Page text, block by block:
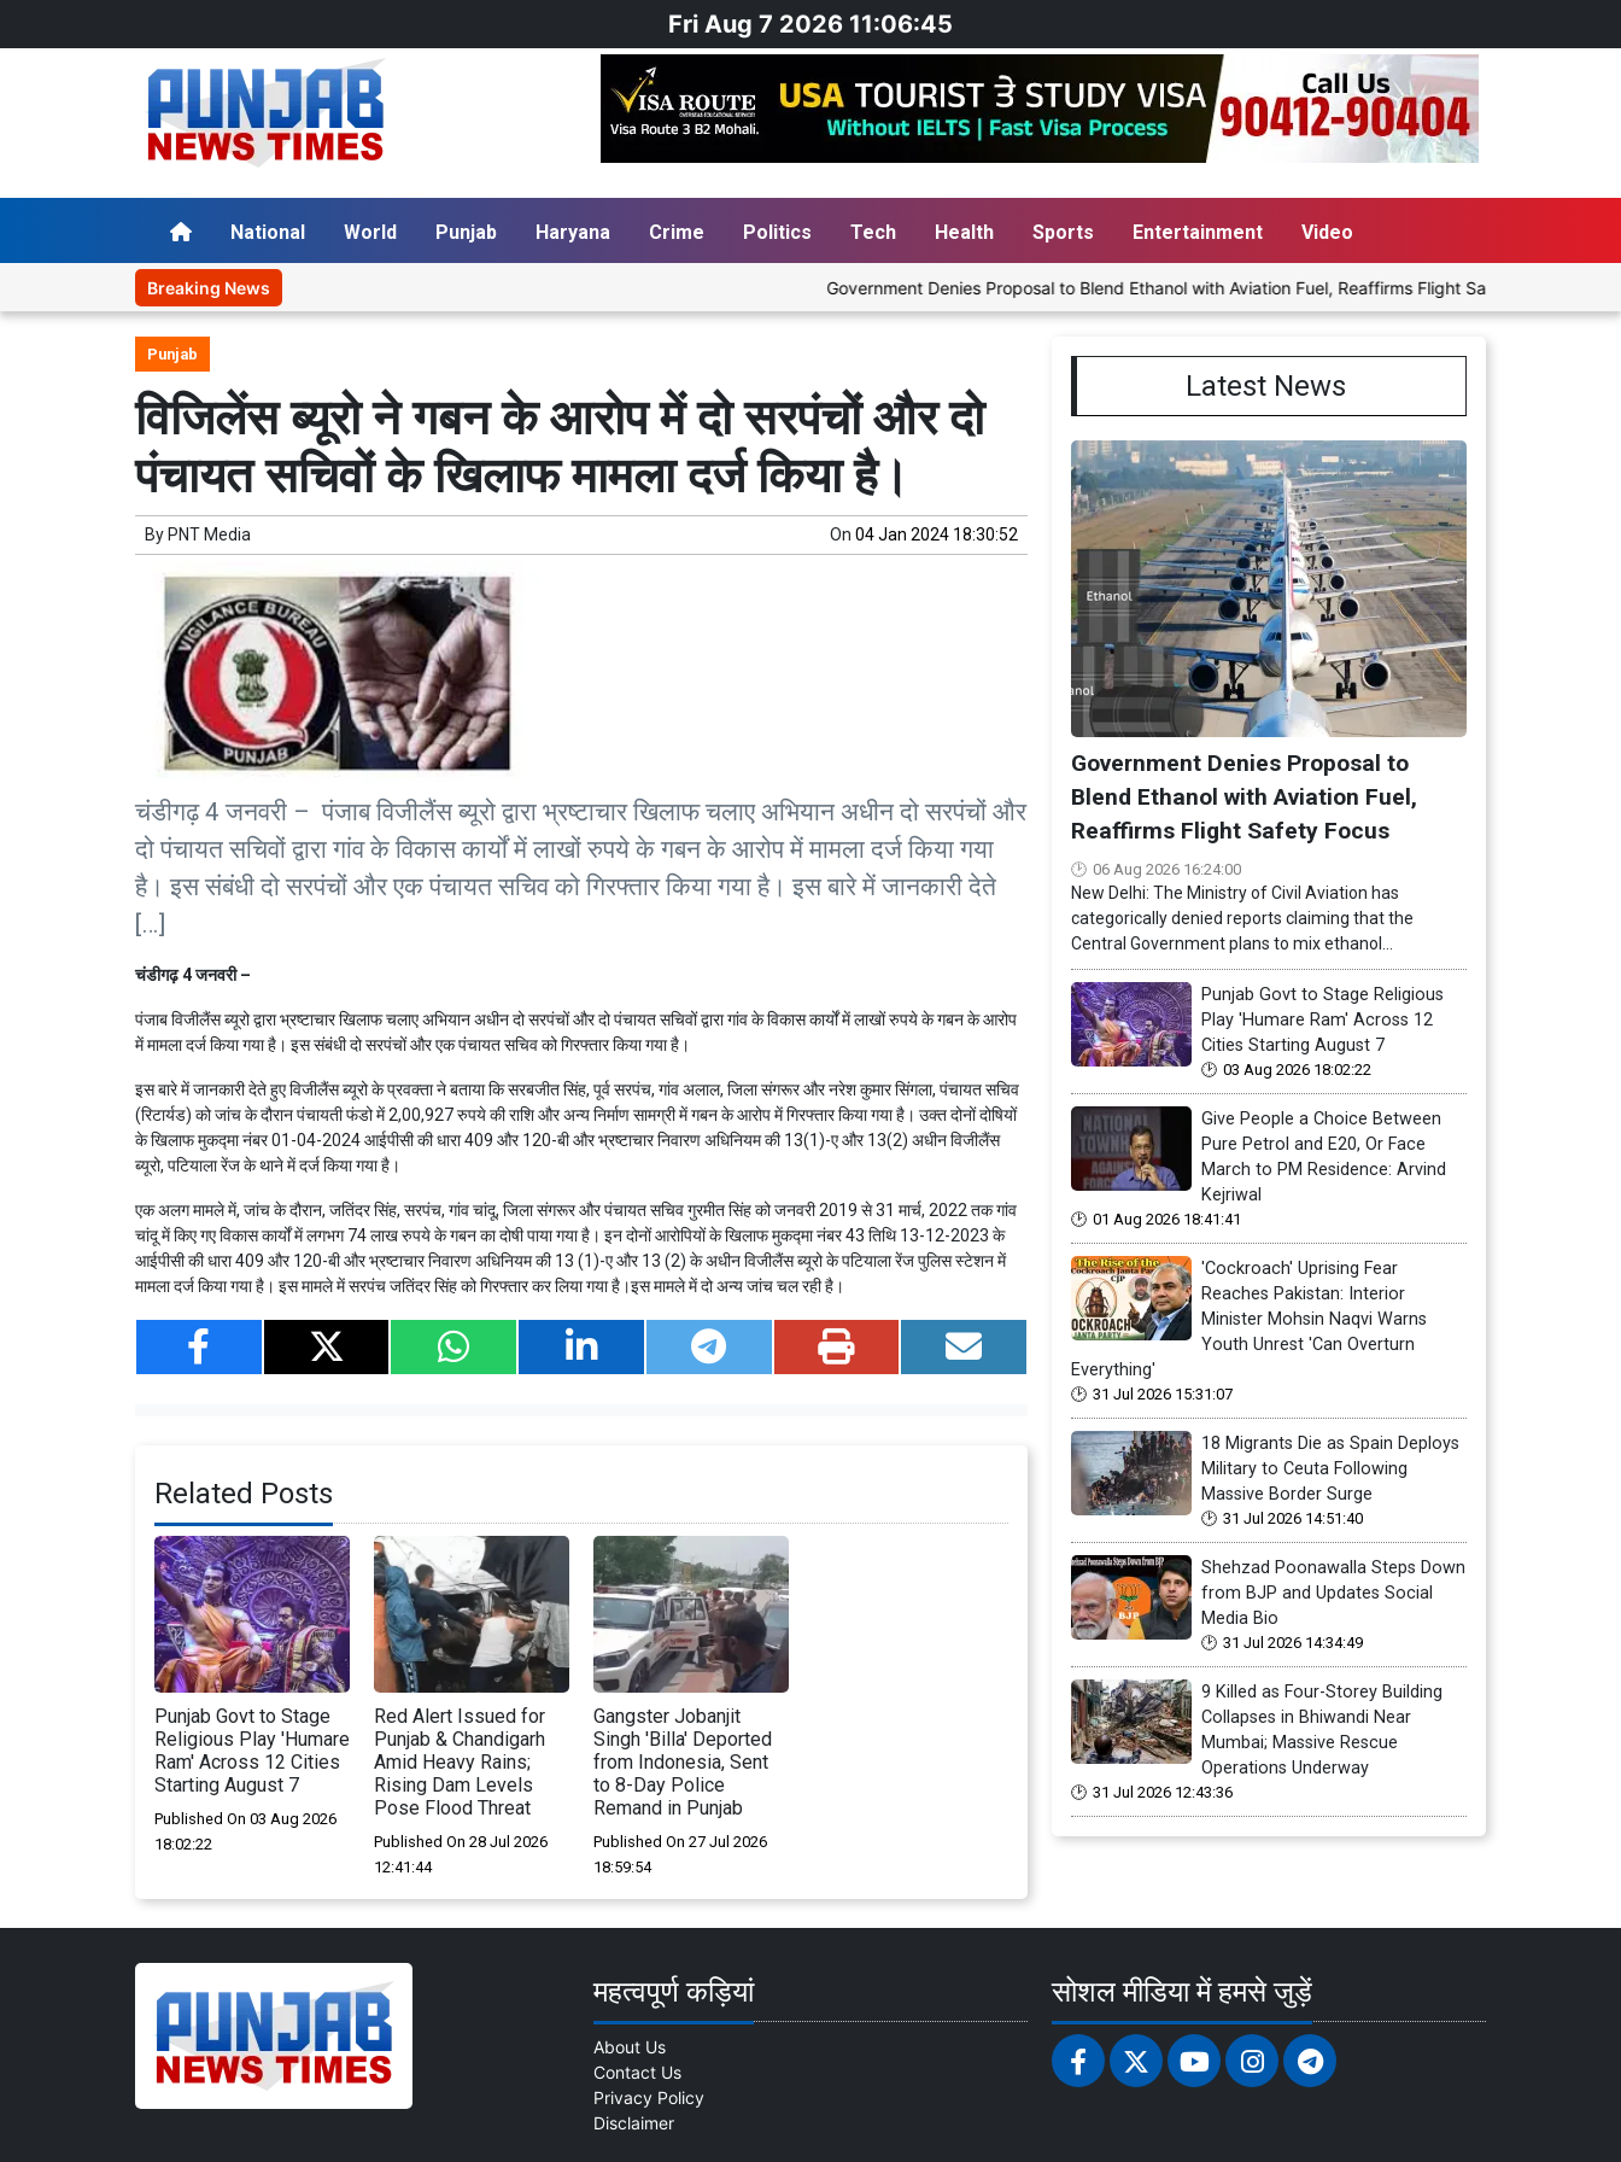
Fri Aug 7 2026 11:06:46
National World Punjab Haryana Crime Politics Tech Health Sports Entertainment Video
Breaking News Government Denies Proposal to Blend Ethanol with Aviation Fuel, Reaffirms Flight Safety Focus
Punjab
विजिलेंस ब्यूरो ने गबन के आरोप में दो सरपंचों और दो
पंचायत सचिवों के खिलाफ मामला दर्ज किया है।
By PNT Media On 04 Jan 2024 18:30:52
चंडीगढ़ 4 जनवरी – पंजाब विजीलैंस ब्यूरो द्वारा भ्रष्टाचार खिलाफ चलाए अभियान अधीन दो सरपंचों और
दो पंचायत सचिवों द्वारा गांव के विकास कार्यों में लाखों रुपये के गबन के आरोप में मामला दर्ज किया गया
है। इस संबंधी दो सरपंचों और एक पंचायत सचिव को गिरफ्तार किया गया है। इस बारे में जानकारी देते
[…]
चंडीगढ़ 4 जनवरी –
पंजाब विजीलैंस ब्यूरो द्वारा भ्रष्टाचार खिलाफ चलाए अभियान अधीन दो सरपंचों और दो पंचायत सचिवों द्वारा गांव के विकास कार्यों में लाखों रुपये के गबन के आरोप
में मामला दर्ज किया गया है। इस संबंधी दो सरपंचों और एक पंचायत सचिव को गिरफ्तार किया गया है।
इस बारे में जानकारी देते हुए विजीलैंस ब्यूरो के प्रवक्ता ने बताया कि सरबजीत सिंह, पूर्व सरपंच, गांव अलाल, जिला संगरूर और नरेश कुमार सिंगला, पंचायत सचिव
(रिटार्यड) को जांच के दौरान पंचायती फंडो में 2,00,927 रुपये की राशि और अन्य निर्माण सामग्री में गबन के आरोप में गिरफ्तार किया गया है। उक्त दोनों दोषियों
के खिलाफ मुकद्मा नंबर 01-04-2024 आईपीसी की धारा 409 और 120-बी और भ्रष्टाचार निवारण अधिनियम की 13(1)-ए और 13(2) अधीन विजीलैंस
ब्यूरो, पटियाला रेंज के थाने में दर्ज किया गया है।
एक अलग मामले में, जांच के दौरान, जतिंदर सिंह, सरपंच, गांव चांदू, जिला संगरूर और पंचायत सचिव गुरमीत सिंह को जनवरी 2019 से 31 मार्च, 2022 तक गांव
चांदू में किए गए विकास कार्यों में लगभग 74 लाख रुपये के गबन का दोषी पाया गया है। इन दोनों आरोपियों के खिलाफ मुकद्मा नंबर 43 तिथि 13-12-2023 के
आईपीसी की धारा 409 और 120-बी और भ्रष्टाचार निवारण अधिनियम की 13 (1)-ए और 13 (2) के अधीन विजीलैंस ब्यूरो के पटियाला रेंज पुलिस स्टेशन में
मामला दर्ज किया गया है। इस मामले में सरपंच जतिंदर सिंह को गिरफ्तार कर लिया गया है।इस मामले में दो अन्य जांच चल रही है।
Related Posts
Punjab Govt to Stage
Religious Play 'Humare
Ram' Across 12 Cities
Starting August 7
Published On 03 Aug 2026
18:02:22
Red Alert Issued for
Punjab & Chandigarh
Amid Heavy Rains;
Rising Dam Levels
Pose Flood Threat
Published On 28 Jul 2026
12:41:44
Gangster Jobanjit
Singh 'Billa' Deported
from Indonesia, Sent
to 8-Day Police
Remand in Punjab
Published On 27 Jul 2026
18:59:54
Latest News
Government Denies Proposal to
Blend Ethanol with Aviation Fuel,
Reaffirms Flight Safety Focus
06 Aug 2026 16:24:00
New Delhi: The Ministry of Civil Aviation has
categorically denied reports claiming that the
Central Government plans to mix ethanol...
Punjab Govt to Stage Religious
Play 'Humare Ram' Across 12
Cities Starting August 7
03 Aug 2026 18:02:22
Give People a Choice Between
Pure Petrol and E20, Or Face
March to PM Residence: Arvind
Kejriwal
01 Aug 2026 18:41:41
'Cockroach' Uprising Fear
Reaches Pakistan: Interior
Minister Mohsin Naqvi Warns
Youth Unrest 'Can Overturn
Everything'
31 Jul 2026 15:31:07
18 Migrants Die as Spain Deploys
Military to Ceuta Following
Massive Border Surge
31 Jul 2026 14:51:40
Shehzad Poonawalla Steps Down
from BJP and Updates Social
Media Bio
31 Jul 2026 14:34:49
9 Killed as Four-Storey Building
Collapses in Bhiwandi Near
Mumbai; Massive Rescue
Operations Underway
31 Jul 2026 12:43:36
महत्वपूर्ण कड़ियां
About Us
Contact Us
Privacy Policy
Disclaimer
सोशल मीडिया में हमसे जुड़ें